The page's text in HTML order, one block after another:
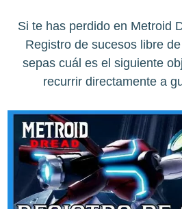
Si te has perdido en Metroid
Registro de sucesos libre
sepas cuál es el siguiente
recurrir directamente a